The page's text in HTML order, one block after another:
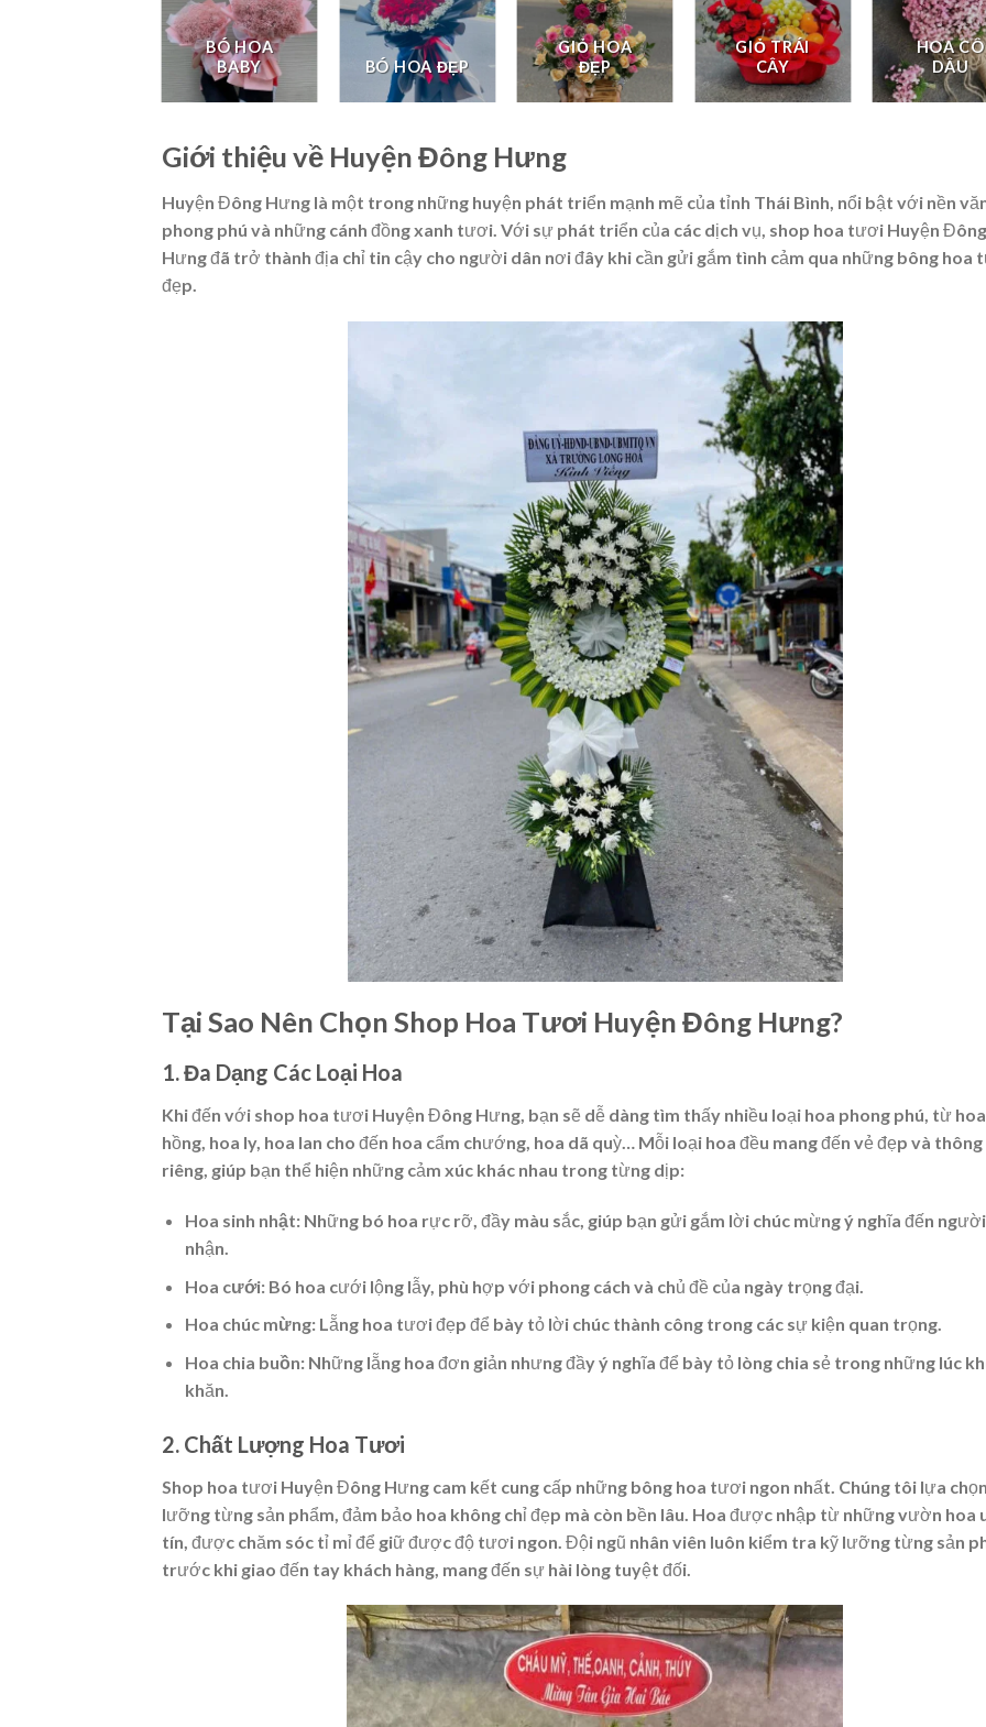
BÓ HOA
BABY
BÓ HOA ĐẸP
GIỎ HOA
ĐẸP
GIỎ TRÁI
CÂY
HOA CÔ
DÂU
Giới thiệu về Huyện Đông Hưng
Huyện Đông Hưng là một trong những huyện phát triển mạnh mẽ của tỉnh Thái Bình, nổi bật với nền
phong phú và những cánh đồng xanh tươi. Với sự phát triển của các dịch vụ, shop hoa tươi Huyện Đông
Hưng đã trở thành địa chỉ tin cậy cho người dân nơi đây khi cần gửi gắm tình cảm qua những bông hoa
đẹp.
Tại Sao Nên Chọn Shop Hoa Tươi Huyện Đông Hưng?
1. Đa Dạng Các Loại Hoa
Khi đến với shop hoa tươi Huyện Đông Hưng, bạn sẽ dễ dàng tìm thấy nhiều loại hoa phong phú, từ hoa
hồng, hoa ly, hoa lan cho đến hoa cẩm chướng, hoa dã quỳ… Mỗi loại hoa đều mang đến vẻ đẹp và
riêng, giúp bạn thể hiện những cảm xúc khác nhau trong từng dịp:
Hoa sinh nhật: Những bó hoa rực rỡ, đầy màu sắc, giúp bạn gửi gắm lời chúc mừng ý nghĩa đến người
nhận.
Hoa cưới: Bó hoa cưới lộng lẫy, phù hợp với phong cách và chủ đề của ngày trọng đại.
Hoa chúc mừng: Lẵng hoa tươi đẹp để bày tỏ lời chúc thành công trong các sự kiện quan trọng.
Hoa chia buồn: Những lẵng hoa đơn giản nhưng đầy ý nghĩa để bày tỏ lòng chia sẻ trong những lúc
khăn.
2. Chất Lượng Hoa Tươi
Shop hoa tươi Huyện Đông Hưng cam kết cung cấp những bông hoa tươi ngon nhất. Chúng tôi lựa
lưỡng từng sản phẩm, đảm bảo hoa không chỉ đẹp mà còn bền lâu. Hoa được nhập từ những vườn hoa
tín, được chăm sóc tỉ mỉ để giữ được độ tươi ngon. Đội ngũ nhân viên luôn kiểm tra kỹ lưỡng từng sản
trước khi giao đến tay khách hàng, mang đến sự hài lòng tuyệt đối.